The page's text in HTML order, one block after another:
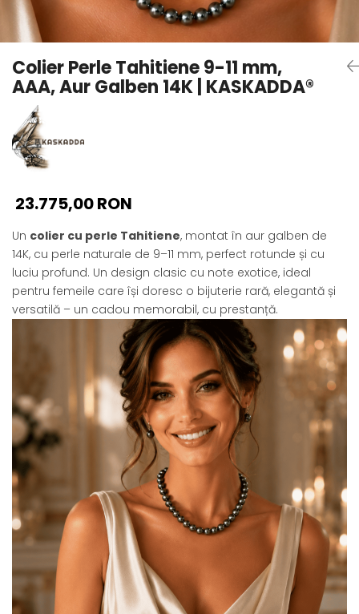
Seturi Perle cu Argint
Brățări cu Perle
Pandantive cu Perle
Brose cu Perle
Colier Perle Tahitiene 9-11 mm,
AAA, Aur Galben 14K | KASKADDA®
23.775,00 RON
Un colier cu perle Tahitiene, montat în aur galben de
14K, cu perle naturale de 9–11 mm, perfect rotunde și cu
luciu profund. Un design clasic cu note exotice, ideal
pentru femeile care își doresc o bijuterie rară, elegantă și
versatilă – un cadou memorabil, cu prestanță.